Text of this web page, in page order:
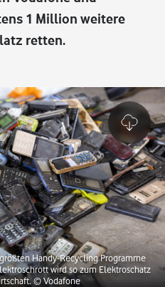
1 Million weitere
retten.
Handy-Recycling Programme
wird so zum Elektroschatz
© Vodafone